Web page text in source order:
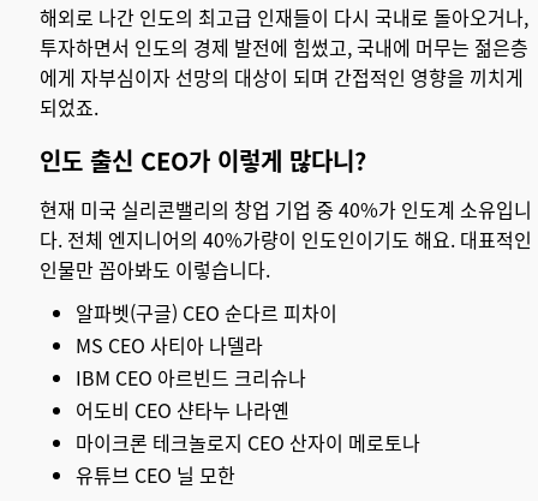
해외로 나간 인도의 최고급 인재들이 다시 국내로 돌아오거나,
투자하면서 인도의 경제 발전에 힘썼고, 국내에 머무는 젊은층
에게 자부심이자 선망의 대상이 되며 간접적인 영향을 끼치게
되었죠.
인도 출신 CEO가 이렇게 많다니?
현재 미국 실리콘밸리의 창업 기업 중 40%가 인도계 소유입니
다. 전체 엔지니어의 40%가량이 인도인이기도 해요. 대표적인
인물만 꼽아봐도 이렇습니다.
알파벳(구글) CEO 순다르 피차이
MS CEO 사티아 나델라
IBM CEO 아르빈드 크리슈나
어도비 CEO 샨타누 나라옌
마이크론 테크놀로지 CEO 산자이 메로토나
유튜브 CEO 닐 모한